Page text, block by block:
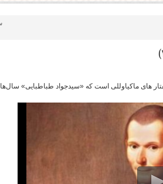
های ماکیاوللی است که «سیدجواد طباطبایی»